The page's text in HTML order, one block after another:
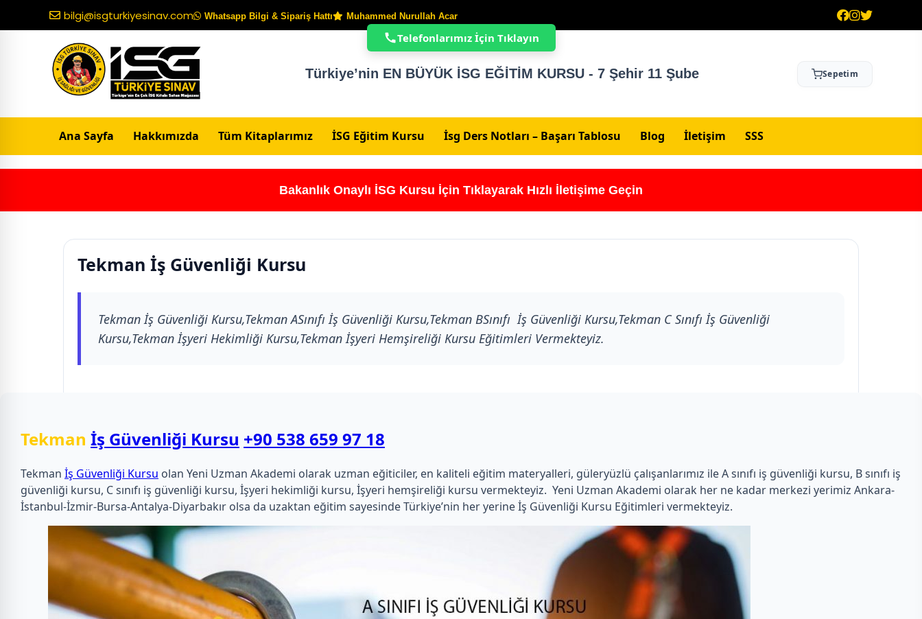
bilgi@isgturkiyesinav.com Whatsapp Bilgi & Sipariş Hattı Muhammed Nurullah Acar
Türkiye’nin EN BÜYÜK İSG EĞİTİM KURSU - 7 Şehir 11 Şube Sepetim
Ana Sayfa Hakkımızda Tüm Kitaplarımız İSG Eğitim Kursu İsg Ders Notları – Başarı Tablosu Blog İletişim SSS
Bakanlık Onaylı İSG Kursu İçin Tıklayarak Hızlı İletişime Geçin
Tekman İş Güvenliği Kursu
Tekman İş Güvenliği Kursu,Tekman ASınıfı İş Güvenliği Kursu,Tekman BSınıfı İş Güvenliği Kursu,Tekman C Sınıfı İş Güvenliği
Kursu,Tekman İşyeri Hekimliği Kursu,Tekman İşyeri Hemşireliği Kursu Eğitimleri Vermekteyiz.
Tekman İş Güvenliği Kursu +90 538 659 97 18
Tekman İş Güvenliği Kursu olan Yeni Uzman Akademi olarak uzman eğiticiler, en kaliteli eğitim materyalleri, güleryüzlü çalışanlarımız ile A sınıfı iş güvenliği kursu, B sınıfı iş
güvenliği kursu, C sınıfı iş güvenliği kursu, İşyeri hekimliği kursu, İşyeri hemşireliği kursu vermekteyiz. Yeni Uzman Akademi olarak her ne kadar merkezi yerimiz Ankara-
İstanbul-İzmir-Bursa-Antalya-Diyarbakır olsa da uzaktan eğitim sayesinde Türkiye’nin her yerine İş Güvenliği Kursu Eğitimleri vermekteyiz.
Telefonlarımız İçin Tıklayın